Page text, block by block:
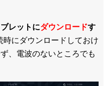
レットにダウンロードす
時にダウンロードしておけ
、電波のないところでも